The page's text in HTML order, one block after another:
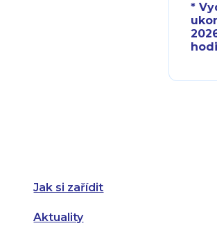
Jak si zařídit
Aktuality
*